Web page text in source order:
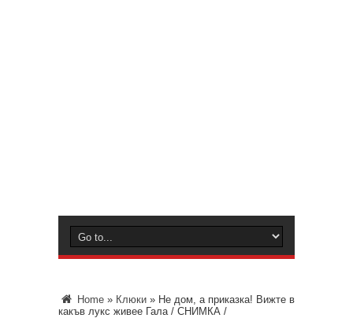
Home » Клюки » Не дом, а приказка! Вижте в
какъв лукс живее Гала / СНИМКА /